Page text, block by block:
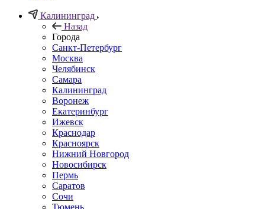
Калининград
Назад
Города
Санкт-Петербург
Москва
Челябинск
Самара
Калининград
Воронеж
Екатеринбург
Ижевск
Краснодар
Красноярск
Нижний Новгород
Новосибирск
Пермь
Саратов
Сочи
Тюмень